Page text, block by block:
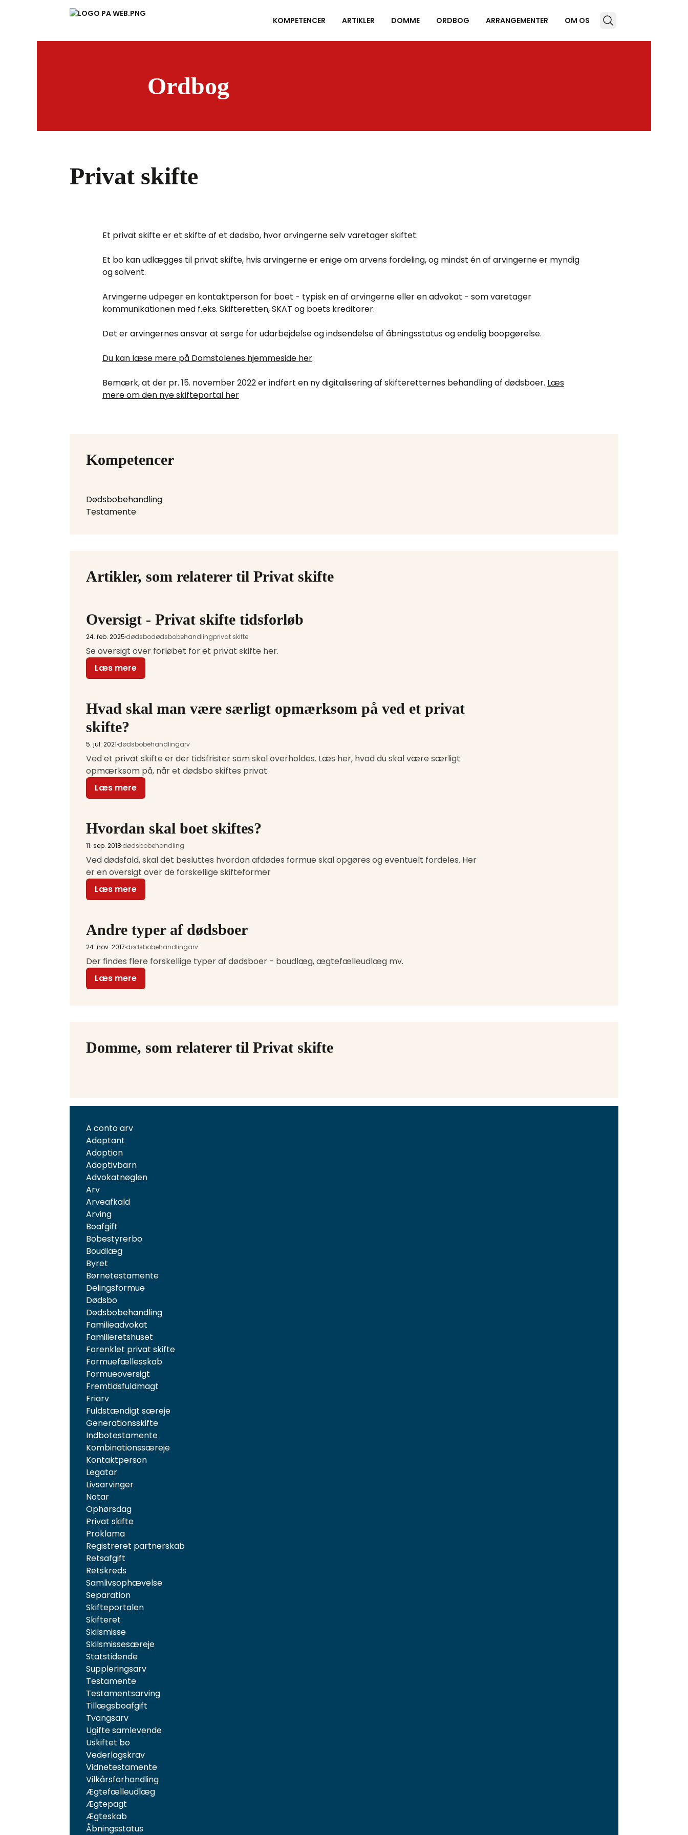
KOMPETENCER ARTIKLER DOMME ORDBOG ARRANGEMENTER OM OS
Ordbog
Privat skifte
Et privat skifte er et skifte af et dødsbo, hvor arvingerne selv varetager skiftet.
Et bo kan udlægges til privat skifte, hvis arvingerne er enige om arvens fordeling, og mindst én af arvingerne er myndig
og solvent.
Arvingerne udpeger en kontaktperson for boet - typisk en af arvingerne eller en advokat - som varetager
kommunikationen med f.eks. Skifteretten, SKAT og boets kreditorer.
Det er arvingernes ansvar at sørge for udarbejdelse og indsendelse af åbningsstatus og endelig boopgørelse.
Du kan læse mere på Domstolenes hjemmeside her.
Bemærk, at der pr. 15. november 2022 er indført en ny digitalisering af skifteretternes behandling af dødsboer. Læs
mere om den nye skifteportal her
Kompetencer
Dødsbobehandling
Testamente
Artikler, som relaterer til Privat skifte
Oversigt - Privat skifte tidsforløb
24. feb. 2025 dødsbodødsbobehandlingprivat skifte
Se oversigt over forløbet for et privat skifte her.
Læs mere
Hvad skal man være særligt opmærksom på ved et privat
skifte?
5. jul. 2021 dødsbobehandlingarv
Ved et privat skifte er der tidsfrister som skal overholdes. Læs her, hvad du skal være særligt
opmærksom på, når et dødsbo skiftes privat.
Læs mere
Hvordan skal boet skiftes?
11. sep. 2018 dødsbobehandling
Ved dødsfald, skal det besluttes hvordan afdødes formue skal opgøres og eventuelt fordeles. Her
er en oversigt over de forskellige skifteformer
Læs mere
Andre typer af dødsboer
24. nov. 2017 dødsbobehandlingarv
Læs mere
Domme, som relaterer til Privat skifte
A conto arv
Adoptant
Adoption
Adoptivbarn
Advokatnøglen
Arv
Arveafkald
Arving
Boafgift
Bobestyrerbo
Boudlæg
Byret
Børnetestamente
Delingsformue
Dødsbo
Dødsbobehandling
Familieadvokat
Familieretshuset
Forenklet privat skifte
Formuefællesskab
Formueoversigt
Fremtidsfuldmagt
Friarv
Fuldstændigt særeje
Generationsskifte
Indbotestamente
Kombinationssæreje
Kontaktperson
Legatar
Livsarvinger
Notar
Ophørsdag
Privat skifte
Proklama
Registreret partnerskab
Retsafgift
Retskreds
Samlivsophævelse
Separation
Skifteportalen
Skifteret
Skilsmisse
Skilsmissesæreje
Statstidende
Suppleringsarv
Testamente
Testamentsarving
Tillægsboafgift
Tvangsarv
Ugifte samlevende
Uskiftet bo
Vederlagskrav
Vidnetestamente
Vilkårsforhandling
Ægtefælleudlæg
Ægtepagt
Ægteskab
Åbningsstatus